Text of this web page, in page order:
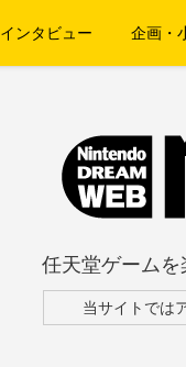
インタビュー 企画・
任天堂ゲームを
当サイトでは